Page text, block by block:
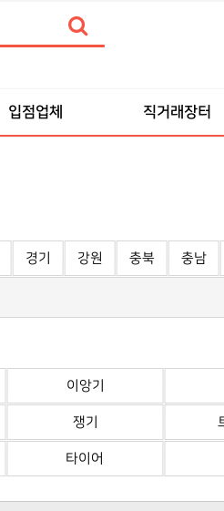
입점업체 직거래장터
경기 강원 충북 충남
이앙기
쟁기
타이어